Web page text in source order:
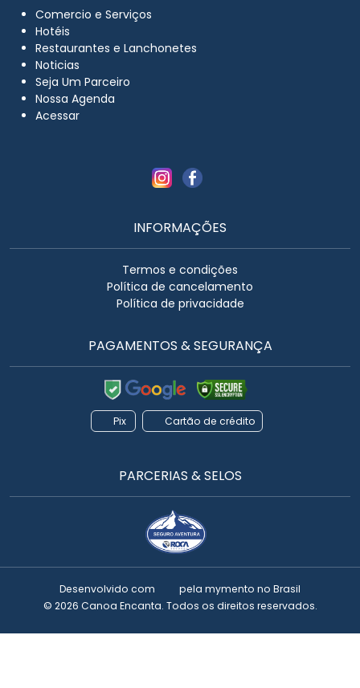
Comercio e Serviços
Hotéis
Restaurantes e Lanchonetes
Noticias
Seja Um Parceiro
Nossa Agenda
Acessar
INFORMAÇÕES
Termos e condições
Política de cancelamento
Política de privacidade
PAGAMENTOS & SEGURANÇA
Pix Cartão de crédito
PARCERIAS & SELOS
Desenvolvido com pela mymento no Brasil
© 2026 Canoa Encanta. Todos os direitos reservados.